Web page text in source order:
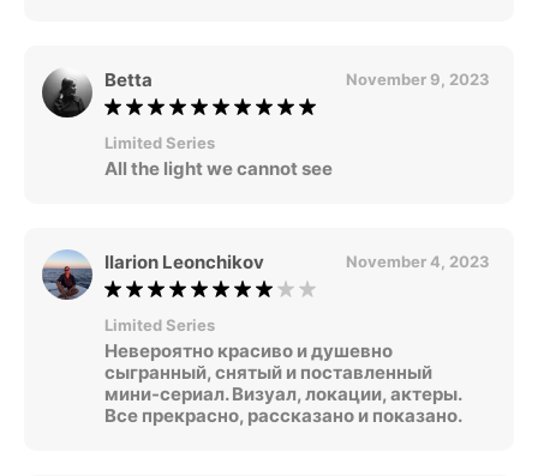
Betta November 9, 2023
Limited Series
All the light we cannot see
Ilarion Leonchikov November 4, 2023
Limited Series
Невероятно красиво и душевно
сыгранный, снятый и поставленный
мини-сериал. Визуал, локации, актеры.
Все прекрасно, рассказано и показано.